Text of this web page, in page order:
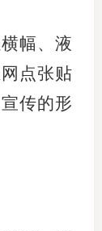
幅、液
点张贴
传的形